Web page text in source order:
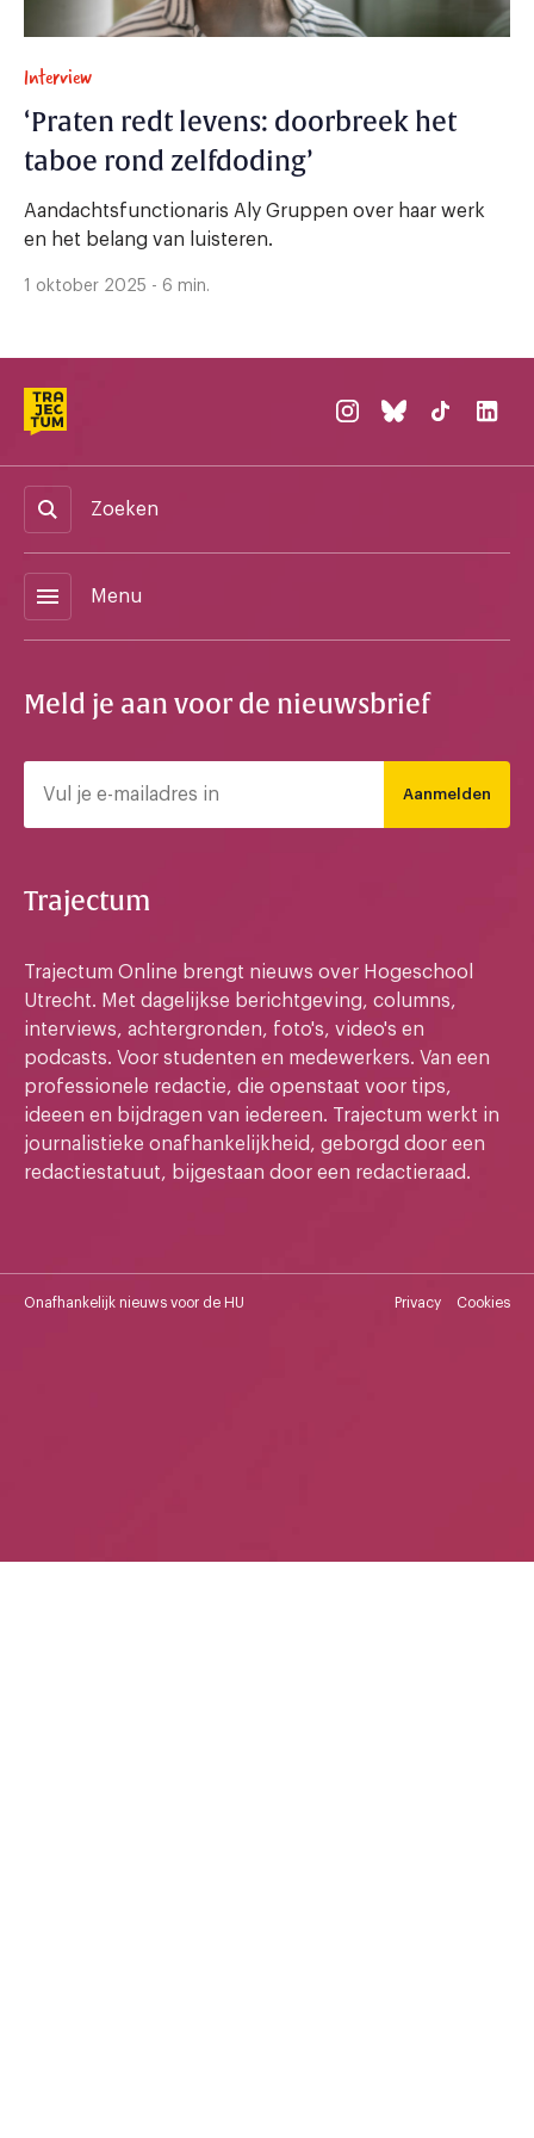
Interview
‘Praten redt levens: doorbreek het
taboe rond zelfdoding’
Aandachtsfunctionaris Aly Gruppen over haar werk
en het belang van luisteren.
1 oktober 2025 - 6 min.
Zoeken
menu Menu
Meld je aan voor de nieuwsbrief
Aanmelden
Trajectum
Trajectum Online brengt nieuws over Hogeschool
Utrecht. Met dagelijkse berichtgeving, columns,
interviews, achtergronden, foto's, video's en
podcasts. Voor studenten en medewerkers. Van een
professionele redactie, die openstaat voor tips,
ideeen en bijdragen van iedereen. Trajectum werkt in
journalistieke onafhankelijkheid, geborgd door een
redactiestatuut, bijgestaan door een redactieraad.
Onafhankelijk nieuws voor de HU Privacy Cookies